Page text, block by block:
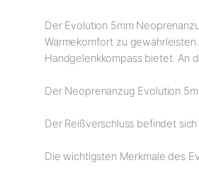
Der Evolution 5mm
Wärmekomfort zu
Handgelenkkompass bietet. An
Der Neoprenanzug Evolution
Der Reißverschluss befindet
Die wichtigsten Merkmale des